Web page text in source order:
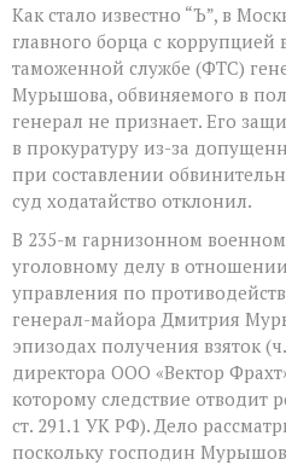
Как стало известно “Ъ”, в
главного борца с
таможенной службе (ФТС)
Мурышова, обвиняемого в
генерал не признает. Его
в прокуратуру из-за
при составлении
суд ходатайство отклонил.
В 235-м гарнизонном
уголовному делу в
управления по
генерал-майора Дмитрия
эпизодах получения взяток
директора ООО «Вектор
которому следствие отводит
ст. 291.1 УК РФ). Дело
поскольку господин